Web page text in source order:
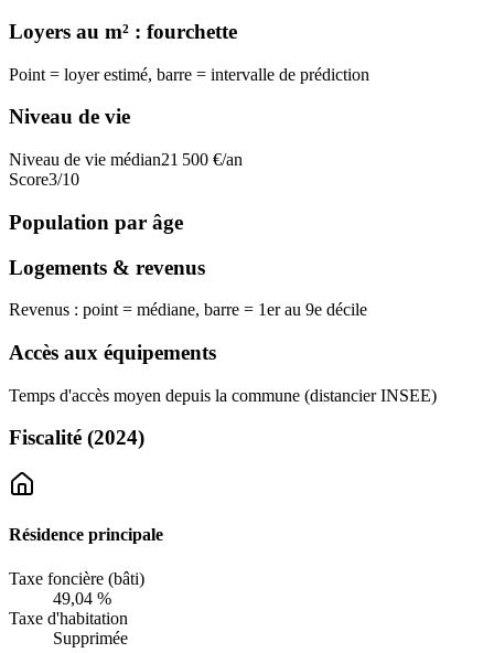
Loyers au m² : fourchette
Point = loyer estimé, barre = intervalle de prédiction
Niveau de vie
Niveau de vie médian21 500 €/an
Score3/10
Population par âge
Logements & revenus
Revenus : point = médiane, barre = 1er au 9e décile
Accès aux équipements
Temps d'accès moyen depuis la commune (distancier INSEE)
Fiscalité (2024)
Résidence principale
Taxe foncière (bâti)
49,04 %
Taxe d'habitation
Supprimée